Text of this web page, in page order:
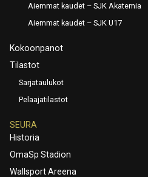
Aiemmat kaudet – SJK Akatemia
Aiemmat kaudet – SJK U17
Kokoonpanot
Tilastot
Sarjataulukot
Pelaajatilastot
SEURA
Historia
OmaSp Stadion
Wallsport Areena